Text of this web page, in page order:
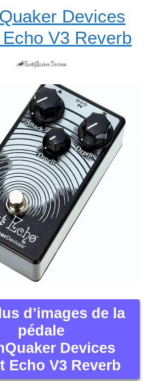
Devices
V3 Reverb
d’images de la
pédale
Devices
Echo V3 Reverb